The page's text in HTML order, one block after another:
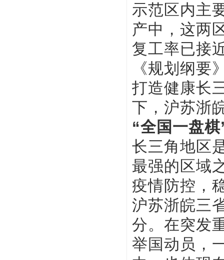
示范区内主
产中，这两
复工率已接
《规划纲要
打造健康长
下，沪苏浙
“全国一盘
长三角地区
最强的区域
疫情防控，
沪苏浙皖三
分。在突发
举国动员，